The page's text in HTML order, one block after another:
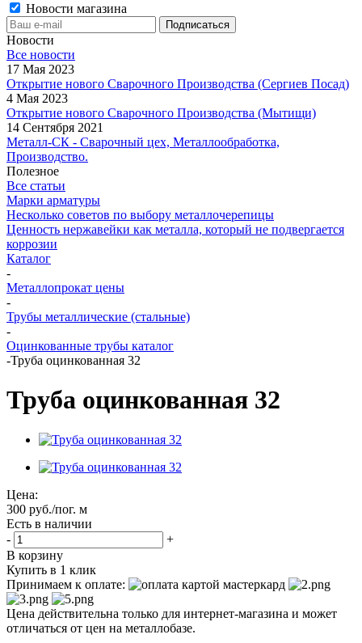
Новости магазина
Новости
Все новости
17 Мая 2023
Открытие нового Сварочного Производства (Сергиев Посад)
4 Мая 2023
Открытие нового Сварочного Производства (Мытищи)
14 Сентября 2021
Металл-СК - Сварочный цех, Металлообработка,
Производство.
Полезное
Все статьи
Марки арматуры
Несколько советов по выбору металлочерепицы
Ценность нержавейки как металла, который не подвергается
коррозии
Каталог
-
Металлопрокат цены
-
Трубы металлические (стальные)
-
Оцинкованные трубы каталог
-Труба оцинкованная 32
Труба оцинкованная 32
Цена:
300 руб./пог. м
Есть в наличии
-
+
В корзину
Купить в 1 клик
Принимаем к оплате:
Цена действительна только для интернет-магазина и может
отличаться от цен на металлобазе.